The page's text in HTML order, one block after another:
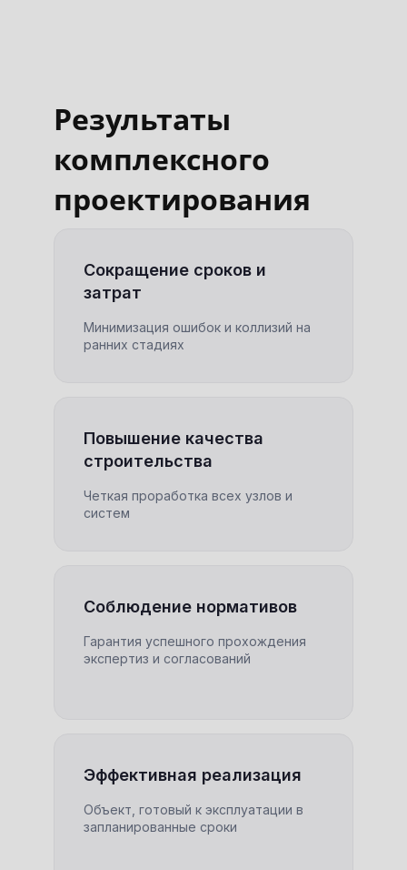
Результаты
комплексного
проектирования
Сокращение сроков и
затрат
Минимизация ошибок и коллизий на
ранних стадиях
Повышение качества
строительства
Четкая проработка всех узлов и
систем
Соблюдение нормативов
Гарантия успешного прохождения
экспертиз и согласований
Эффективная реализация
Объект, готовый к эксплуатации в
запланированные сроки